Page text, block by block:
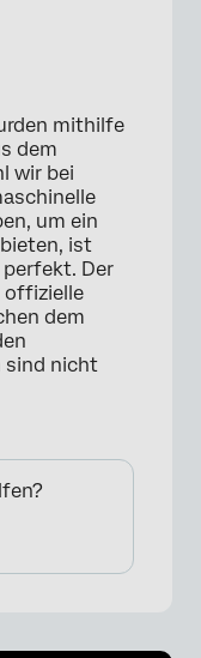
mithilfe
dem
wir bei
um ein
ist
Der
offizielle
dem
sind nicht